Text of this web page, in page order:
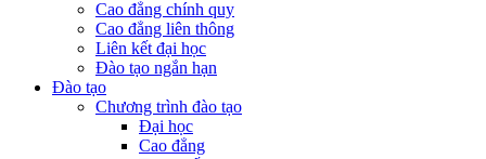
Cao đẳng chính quy
Cao đẳng liên thông
Liên kết đại học
Đào tạo ngắn hạn
Đào tạo
Chương trình đào tạo
Đại học
Cao đẳng